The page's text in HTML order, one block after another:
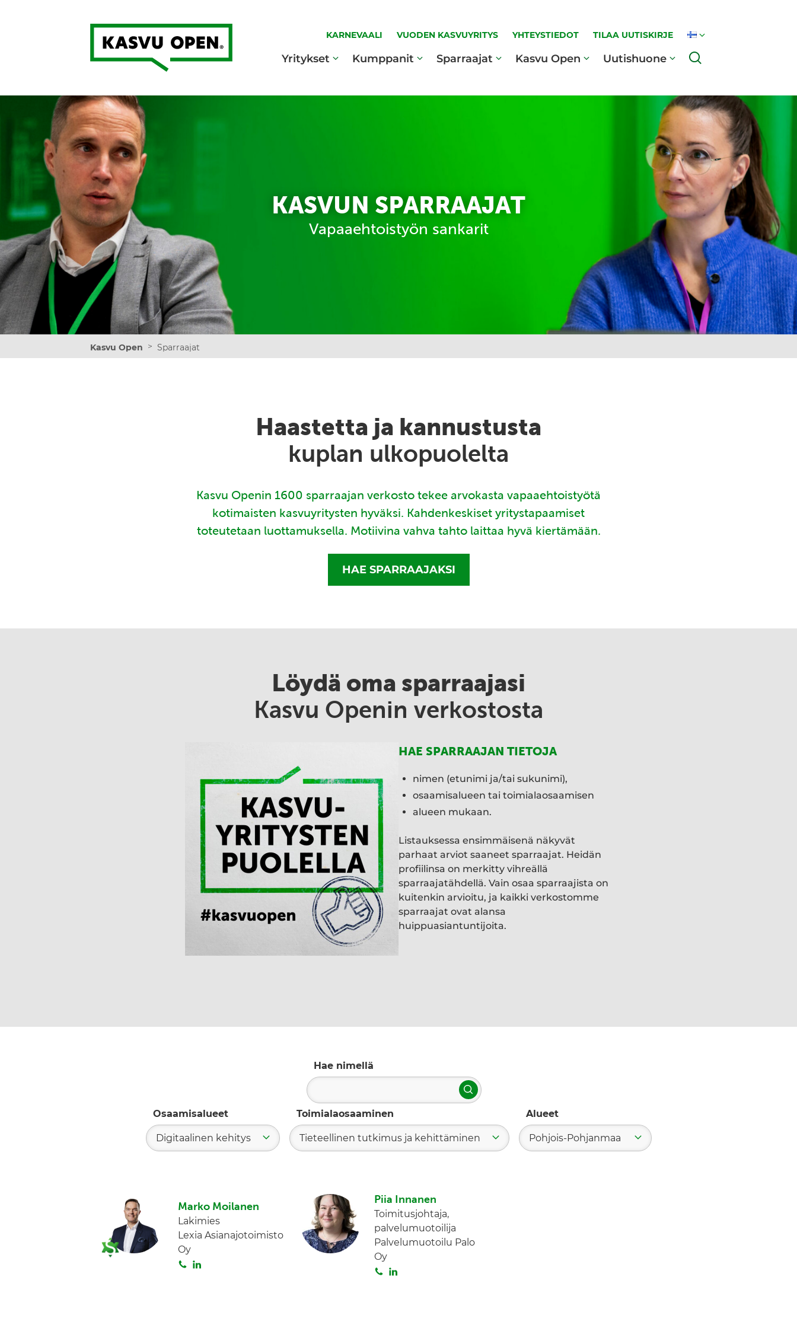
Kasvu Open
KARNEVAALI VUODEN KASVUYRITYS YHTEYSTIEDOT TILAA UUTISKIRJE
Yritykset Kumppanit Sparraajat Kasvu Open Uutishuone
KASVUN SPARRAAJAT
Vapaaehtoistyön sankarit
Kasvu Open > Sparraajat
Haastetta ja kannustusta
kuplan ulkopuolelta
Kasvu Openin 1600 sparraajan verkosto tekee arvokasta vapaaehtoistyötä
kotimaisten kasvuyritysten hyväksi. Kahdenkeskiset yritystapaamiset
toteutetaan luottamuksella. Motiivina vahva tahto laittaa hyvä kiertämään.
HAE SPARRAAJAKSI
Löydä oma sparraajasi
Kasvu Openin verkostosta
HAE SPARRAAJAN TIETOJA
nimen (etunimi ja/tai sukunimi),
osaamisalueen tai toimialaosaamisen
alueen mukaan.
Listauksessa ensimmäisenä näkyvät
parhaat arviot saaneet sparraajat. Heidän
profiilinsa on merkitty vihreällä
sparraajatähdellä. Vain osaa sparraajista on
kuitenkin arvioitu, ja kaikki verkostomme
sparraajat ovat alansa
huippuasiantuntijoita.
Hae nimellä
Hae
Osaamisalueet
Digitaalinen kehitys
Toimialaosaaminen
Tieteellinen tutkimus ja kehittäminen
Alueet
Pohjois-Pohjanmaa
Marko Moilanen
Lakimies
Lexia Asianajotoimisto
Oy
S
Piia Innanen
Toimitusjohtaja,
palvelumuotoilija
Palvelumuotoilu Palo
Oy
S L